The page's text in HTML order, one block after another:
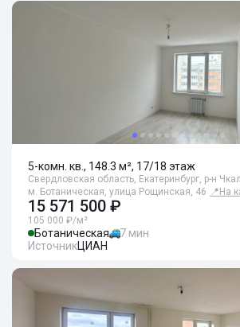
5-комн. кв., 148.3 м², 17/18 этаж
Свердловская область, Екатеринбург, р-н
м. Ботаническая, улица Рощинская, 46 📍 На
15 571 500 ₽
105 000 ₽/м²
Ботаническая
7 мин
ИсточникЦИАН